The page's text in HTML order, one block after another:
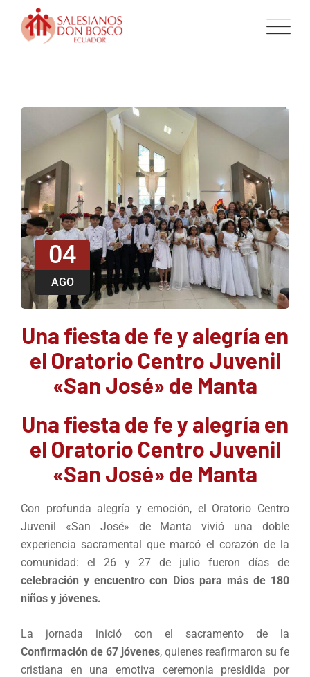
04
AGO
Una fiesta de fe y alegría en
el Oratorio Centro Juvenil
«San José» de Manta
Una fiesta de fe y alegría en
el Oratorio Centro Juvenil
«San José» de Manta
Con profunda alegría y emoción, el Oratorio Centro
Juvenil «San José» de Manta vivió una doble
experiencia sacramental que marcó el corazón de la
comunidad: el 26 y 27 de julio fueron días de
celebración y encuentro con Dios para más de 180
niños y jóvenes.
La jornada inició con el sacramento de la
Confirmación de 67 jóvenes, quienes reafirmaron su fe
cristiana en una emotiva ceremonia presidida por